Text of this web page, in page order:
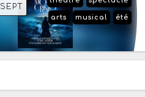
SEPT
été
musical
arts